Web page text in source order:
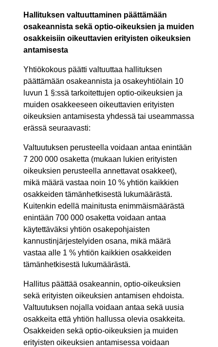
Hallituksen valtuuttaminen päättämään
osakeannista sekä optio-oikeuksien ja muiden
osakkeisiin oikeuttavien erityisten oikeuksien
antamisesta
Yhtiökokous päätti valtuuttaa hallituksen
päättämään osakeannista ja osakeyhtiölain 10
luvun 1 §:ssä tarkoitettujen optio-oikeuksien ja
muiden osakkeeseen oikeuttavien erityisten
oikeuksien antamisesta yhdessä tai useammassa
erässä seuraavasti:
Valtuutuksen perusteella voidaan antaa enintään
7 200 000 osaketta (mukaan lukien erityisten
oikeuksien perusteella annettavat osakkeet),
mikä määrä vastaa noin 10 % yhtiön kaikkien
osakkeiden tämänhetkisestä lukumäärästä.
Kuitenkin edellä mainitusta enimmäismäärästä
enintään 700 000 osaketta voidaan antaa
käytettäväksi yhtiön osakepohjaisten
kannustinjärjestelyiden osana, mikä määrä
vastaa alle 1 % yhtiön kaikkien osakkeiden
tämänhetkisestä lukumäärästä.
Hallitus päättää osakeannin, optio-oikeuksien
sekä erityisten oikeuksien antamisen ehdoista.
Valtuutuksen nojalla voidaan antaa sekä uusia
osakkeita että yhtiön hallussa olevia osakkeita.
Osakkeiden sekä optio-oikeuksien ja muiden
erityisten oikeuksien antamisessa voidaan